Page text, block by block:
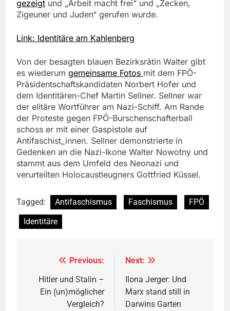
gezeigt und „Arbeit macht frei“ und „Zecken,
Zigeuner und Juden“ gerufen wurde.
Link: Identitäre am Kahlenberg
Von der besagten blauen Bezirksrätin Walter gibt
es wiederum gemeinsame Fotos mit dem FPÖ-
Präsidentschaftskandidaten Norbert Hofer und
dem Identitären-Chef Martin Sellner. Sellner war
der elitäre Wortführer am Nazi-Schiff. Am Rande
der Proteste gegen FPÖ-Burschenschafterball
schoss er mit einer Gaspistole auf
Antifaschist_innen. Sellner demonstrierte in
Gedenken an die Nazi-Ikone Walter Nowotny und
stammt aus dem Umfeld des Neonazi und
verurteilten Holocaustleugners Gottfried Küssel.
Tagged: Antifaschismus Faschismus
FPÖ
Identitäre
Beitragsnavigation
Previous:
Hitler und Stalin –
Ein (un)möglicher
Vergleich?
Next:
Ilona Jerger: Und
Marx stand still in
Darwins Garten